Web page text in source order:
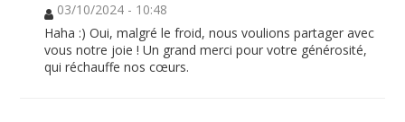
03/10/2024 - 10:48
Haha :) Oui, malgré le froid, nous voulions partager avec
vous notre joie ! Un grand merci pour votre générosité,
qui réchauffe nos cœurs.